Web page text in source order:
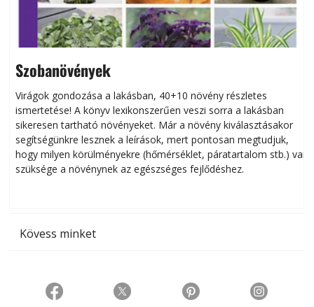
Szobanövények
Virágok gondozása a lakásban, 40+10 növény részletes
ismertetése! A könyv lexikonszerűen veszi sorra a lakásban
sikeresen tart­ha­tó növényeket. Már a növény kiválasztásakor
segítségünkre lesznek a leírások, mert pontosan megtudjuk,
hogy milyen körülményekre (hőmérséklet, páratartalom stb.) van
szüksége a növénynek az egészséges fejlődéshez.
Kövess minket